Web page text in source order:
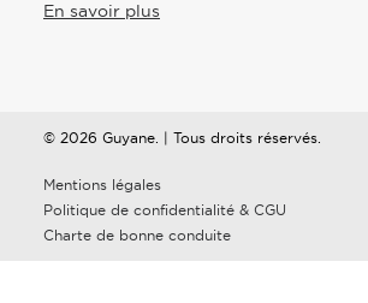
En savoir plus
© 2026 Guyane. | Tous droits réservés.
Mentions légales
Politique de confidentialité & CGU
Charte de bonne conduite